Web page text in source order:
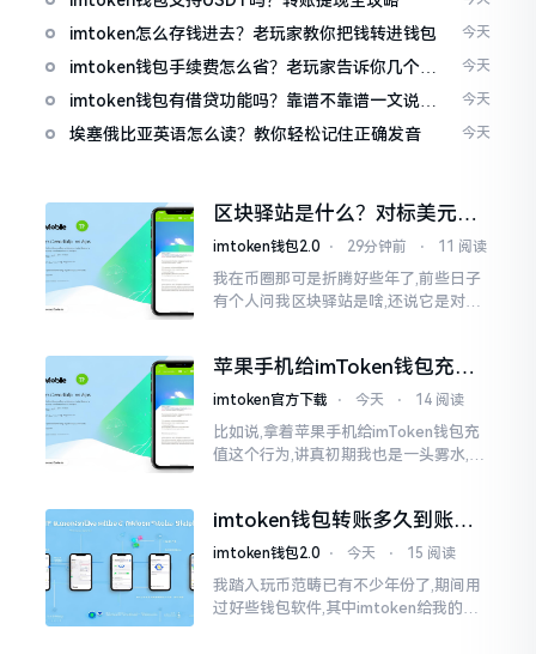
imtoken怎么存钱进去？老玩家教你把钱转进钱包 今天
imtoken钱包手续费怎么省？老玩家告诉你几个实
在招
今天
imtoken钱包有借贷功能吗？靠谱不靠谱一文说清
楚
今天
埃塞俄比亚英语怎么读？教你轻松记住正确发音 今天
区块驿站是什么？对标美元的
ETH到底咋回事
imtoken钱包2.0 ⋅ 29分钟前 ⋅ 11 阅读
我在币圈那可是折腾好些年了,前些日子
有个人问我区块驿站是啥,还说它是对标
找了些资料
苹果手机给imToken钱包充
值，这几步别搞错
imtoken官方下载 ⋅ 今天 ⋅ 14 阅读
比如说,拿着苹果手机给imToken钱包充
值这个行为,讲真初期我也是一头雾水,搞
imtoken钱包转账多久到账？
一文说清楚
imtoken钱包2.0 ⋅ 今天 ⋅ 15 阅读
我踏入玩币范畴已有不少年份了,期间用
过好些钱包软件,其中imtoken给我的整